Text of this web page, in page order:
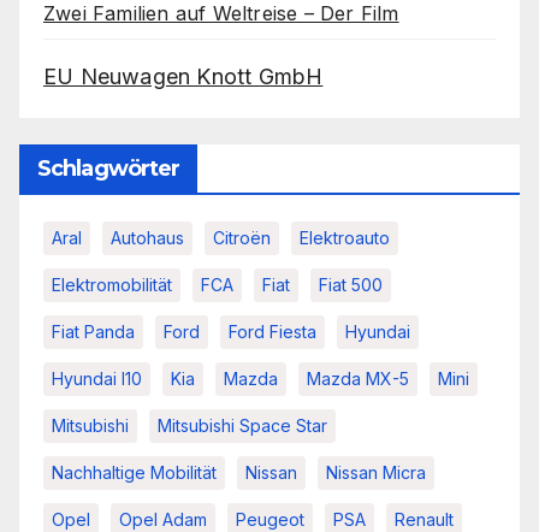
Zwei Familien auf Weltreise – Der Film
EU Neuwagen Knott GmbH
Schlagwörter
Aral Autohaus Citroën Elektroauto
Elektromobilität FCA Fiat Fiat 500
Fiat Panda Ford Ford Fiesta Hyundai
Hyundai I10 Kia Mazda Mazda MX-5 Mini
Mitsubishi Mitsubishi Space Star
Nachhaltige Mobilität Nissan Nissan Micra
Opel Opel Adam Peugeot PSA Renault